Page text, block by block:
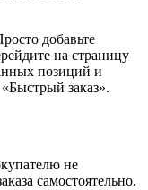
добавьте
на страницу
позиций и
заказ».
не
самостоятельно.